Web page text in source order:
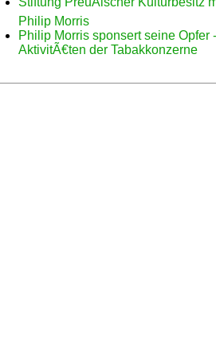
Philip Morris
Philip Morris sponsert seine
AktivitÃ€ten der Tabakkonzerne